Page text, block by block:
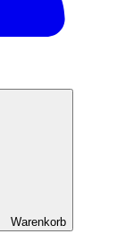
Warenkorb